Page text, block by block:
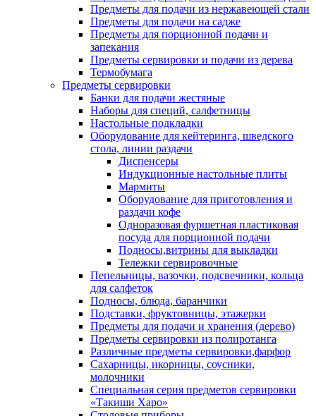
Предметы для подачи из нержавеющей стали
Предметы для подачи на садже
Предметы для порционной подачи и
запекания
Предметы сервировки и подачи из дерева
Термобумага
Предметы сервировки
Банки для подачи жестяные
Наборы для специй, салфетницы
Настольные подкладки
Оборудование для кейтеринга, шведского
стола, линии раздачи
Диспенсеры
Индукционные настольные плиты
Мармиты
Оборудование для приготовления и
раздачи кофе
Одноразовая фуршетная пластиковая
посуда для порционной подачи
Подносы,витрины для выкладки
Тележки сервировочные
Пепельницы, вазочки, подсвечники, кольца
для салфеток
Подносы, блюда, баранчики
Подставки, фруктовницы, этажерки
Предметы для подачи и хранения (дерево)
Предметы сервировки из полиротанга
Различные предметы сервировки,фарфор
Сахарницы, икорницы, соусники,
молочники
Специальная серия предметов сервировки
«Такиши Харо»